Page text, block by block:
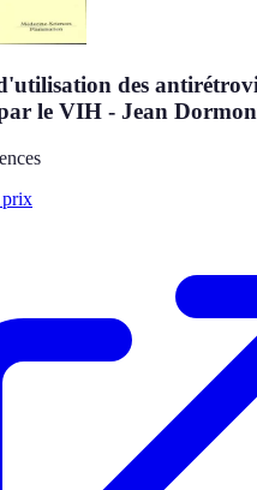
des
le VIH - Jean